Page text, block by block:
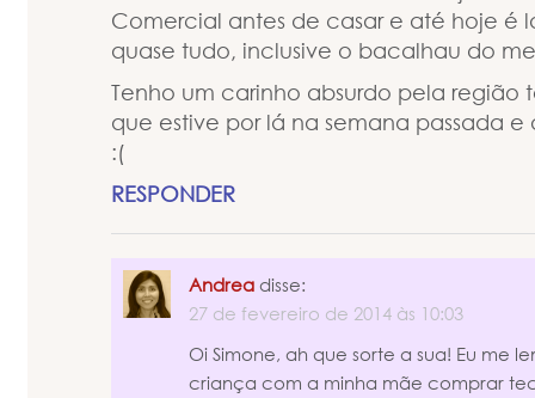
Comercial antes de casar e até hoje é
quase tudo, inclusive o bacalhau do
Tenho um carinho absurdo pela região
que estive por lá na semana passada
:(
RESPONDER
Andrea disse:
27 de fevereiro de 2014 às 10:03
Oi Simone, ah que sorte a sua! Eu me
criança com a minha mãe comprar